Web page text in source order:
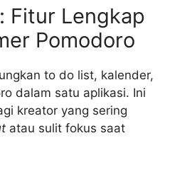
Fitur Lengkap
Pomodoro
to do list, kalender,
dalam satu aplikasi. Ini
kreator yang sering
atau sulit fokus saat